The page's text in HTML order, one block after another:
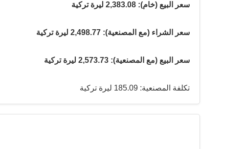
سعر البيع (خام): 2,383.08 ليرة تركية
سعر الشراء (مع المصنعية): 2,498.77 ليرة تركية
سعر البيع (مع المصنعية): 2,573.73 ليرة تركية
تكلفة المصنعية: 185.09 ليرة تركية